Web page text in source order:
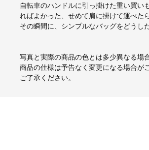
自転車のハンドルに引っ掛けた重い買い
ればよかった、せめて肩に掛けて運べた
その瞬間に、シンプルなバッグをどうし
写真と実際の商品の色とは多少異なる場
商品の仕様は予告なく変更になる場合が
ご了承ください。